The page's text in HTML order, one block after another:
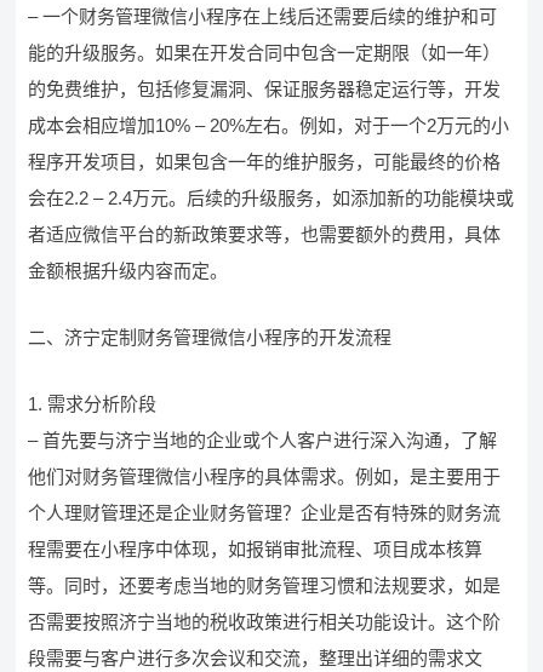
– 一个财务管理微信小程序在上线后还需要后续的维护和可
能的升级服务。如果在开发合同中包含一定期限（如一年）
的免费维护，包括修复漏洞、保证服务器稳定运行等，开发
成本会相应增加10% – 20%左右。例如，对于一个2万元的小
程序开发项目，如果包含一年的维护服务，可能最终的价格
会在2.2 – 2.4万元。后续的升级服务，如添加新的功能模块或
者适应微信平台的新政策要求等，也需要额外的费用，具体
金额根据升级内容而定。
二、济宁定制财务管理微信小程序的开发流程
1. 需求分析阶段
– 首先要与济宁当地的企业或个人客户进行深入沟通，了解
他们对财务管理微信小程序的具体需求。例如，是主要用于
个人理财管理还是企业财务管理？企业是否有特殊的财务流
程需要在小程序中体现，如报销审批流程、项目成本核算
等。同时，还要考虑当地的财务管理习惯和法规要求，如是
否需要按照济宁当地的税收政策进行相关功能设计。这个阶
段需要与客户进行多次会议和交流，整理出详细的需求文